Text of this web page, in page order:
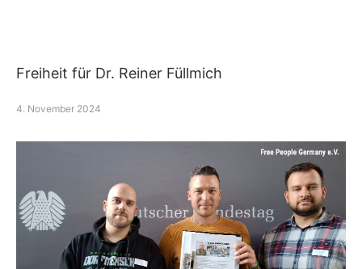
Freiheit für Dr. Reiner Füllmich
4. November 2024